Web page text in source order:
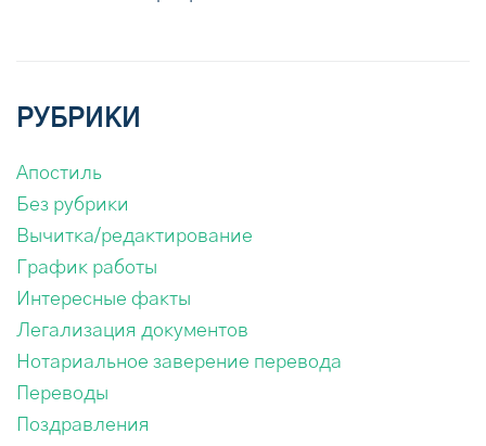
РУБРИКИ
Апостиль
Без рубрики
Вычитка/редактирование
График работы
Интересные факты
Легализация документов
Нотариальное заверение перевода
Переводы
Поздравления